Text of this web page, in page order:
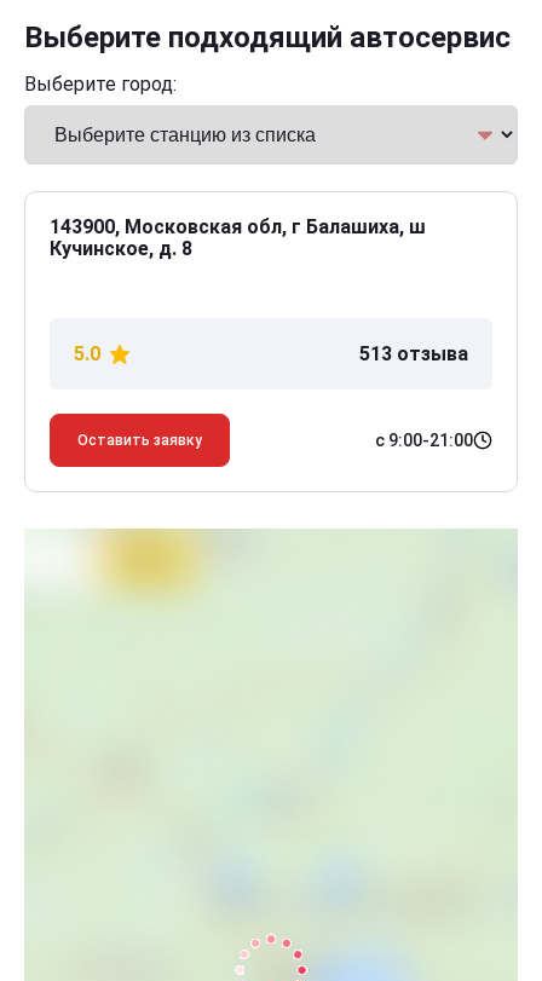
Выберите подходящий автосервис
Выберите город:
143900, Московская обл, г Балашиха, ш
Кучинское, д. 8
5.0 513 отзыва
Оставить заявку с 9:00-21:00